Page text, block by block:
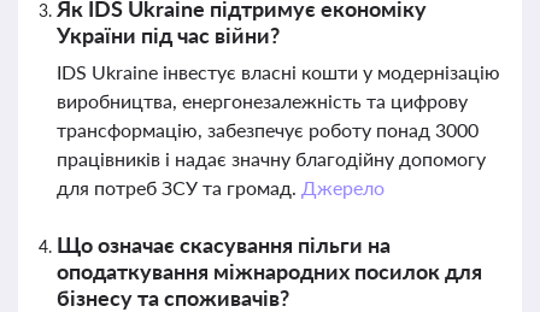
Як IDS Ukraine підтримує економіку
України під час війни?
IDS Ukraine інвестує власні кошти у модернізацію
виробництва, енергонезалежність та цифрову
трансформацію, забезпечує роботу понад 3000
працівників і надає значну благодійну допомогу
для потреб ЗСУ та громад. Джерело
Що означає скасування пільги на
оподаткування міжнародних посилок для
бізнесу та споживачів?